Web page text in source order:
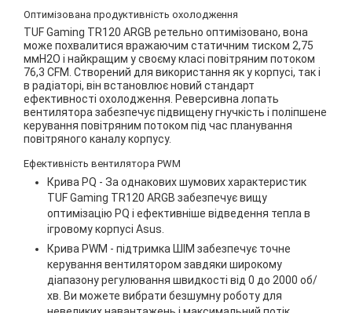
Оптимізована продуктивність охолодження
TUF Gaming TR120 ARGB ретельно оптимізовано, вона
може похвалитися вражаючим статичним тиском 2,75
ммH2O і найкращим у своєму класі повітряним потоком
76,3 CFM. Створений для використання як у корпусі, так і
в радіаторі, він встановлює новий стандарт
ефективності охолодження. Реверсивна лопать
вентилятора забезпечує підвищену гнучкість і поліпшене
керування повітряним потоком під час планування
повітряного каналу корпусу.
Ефективність вентилятора PWM
Крива PQ - За однакових шумових характеристик
TUF Gaming TR120 ARGB забезпечує вищу
оптимізацію PQ і ефективніше відведення тепла в
ігровому корпусі Asus.
Крива PWM - підтримка ШІМ забезпечує точне
керування вентилятором завдяки широкому
діапазону регулювання швидкості від 0 до 2000 об/
хв. Ви можете вибрати безшумну роботу для